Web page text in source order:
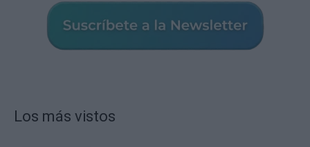
Los más vistos